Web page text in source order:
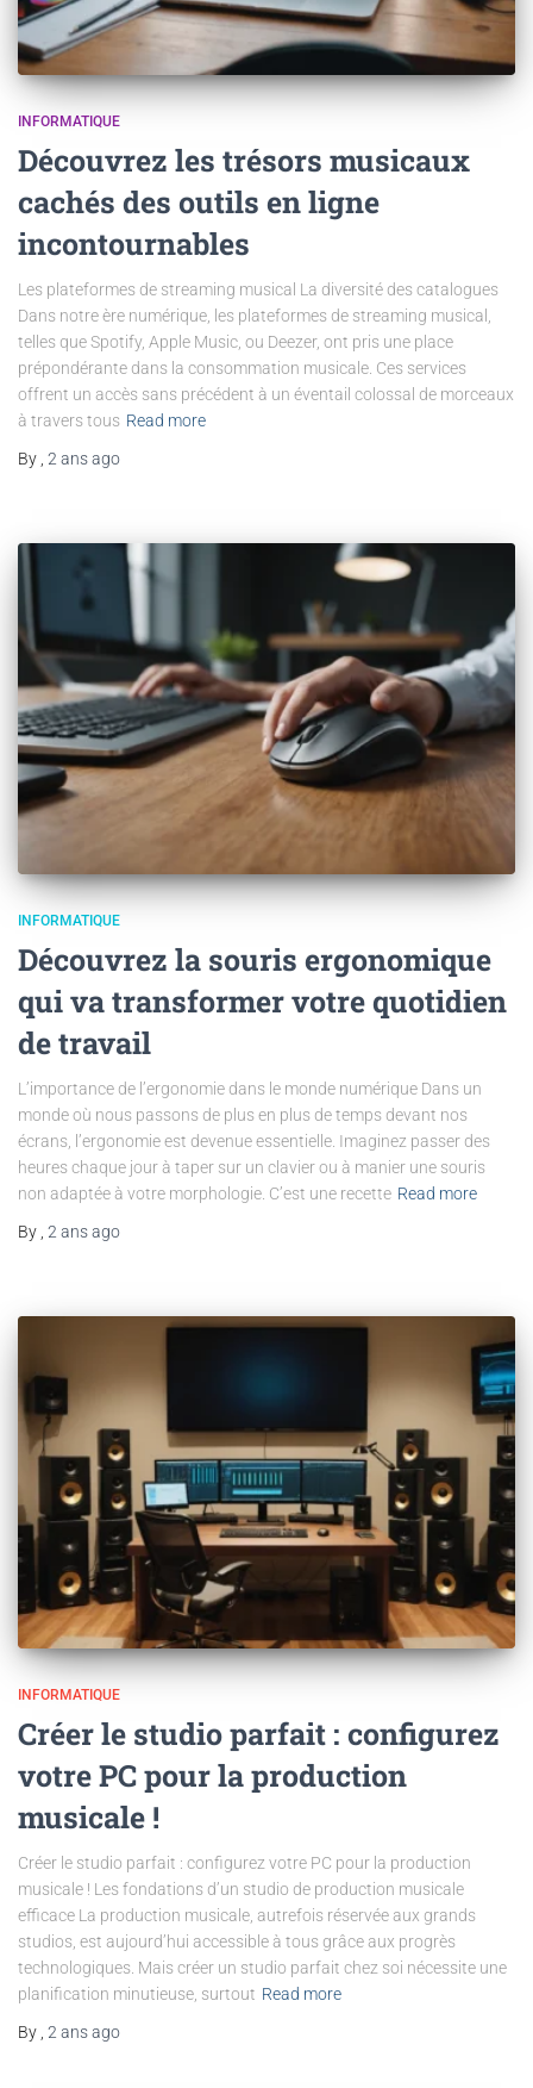
INFORMATIQUE
Découvrez les trésors musicaux
cachés des outils en ligne
incontournables
Les plateformes de streaming musical La diversité des catalogues
Dans notre ère numérique, les plateformes de streaming musical,
telles que Spotify, Apple Music, ou Deezer, ont pris une place
prépondérante dans la consommation musicale. Ces services
offrent un accès sans précédent à un éventail colossal de morceaux
à travers tous Read more
By 2 ansago
INFORMATIQUE
Découvrez la souris ergonomique
qui va transformer votre quotidien
de travail
L’importance de l’ergonomie dans le monde numérique Dans un
monde où nous passons de plus en plus de temps devant nos
écrans, l’ergonomie est devenue essentielle. Imaginez passer des
heures chaque jour à taper sur un clavier ou à manier une souris
non adaptée à votre morphologie. C’est une recette Read more
By , 2 ansago
INFORMATIQUE
Créer le studio parfait : configurez
votre PC pour la production
musicale !
Créer le studio parfait : configurez votre PC pour la production
musicale ! Les fondations d’un studio de production musicale
efficace La production musicale, autrefois réservée aux grands
studios, est aujourd’hui accessible à tous grâce aux progrès
technologiques. Mais créer un studio parfait chez soi nécessite une
planification minutieuse, surtout Read more
By 2 ansago